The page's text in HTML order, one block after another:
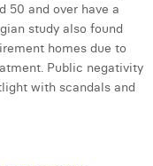
50 and over have a
study also found
homes due to
Public negativity
with scandals and